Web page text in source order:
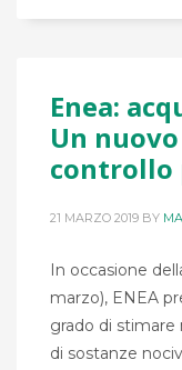
Enea:
Un
controllo
21 MARZO 2019 BY
In occasione
marzo), ENEA
grado di stimare
di sostanze